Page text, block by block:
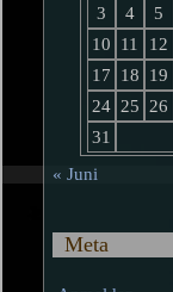
3
4 5
10
11 12
17
18 19
24 25 26
31
« Juni
Meta